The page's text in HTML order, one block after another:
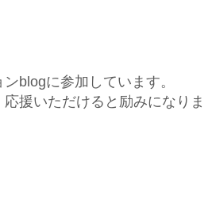
blogに参加しています。
応援いただけると励みになりま